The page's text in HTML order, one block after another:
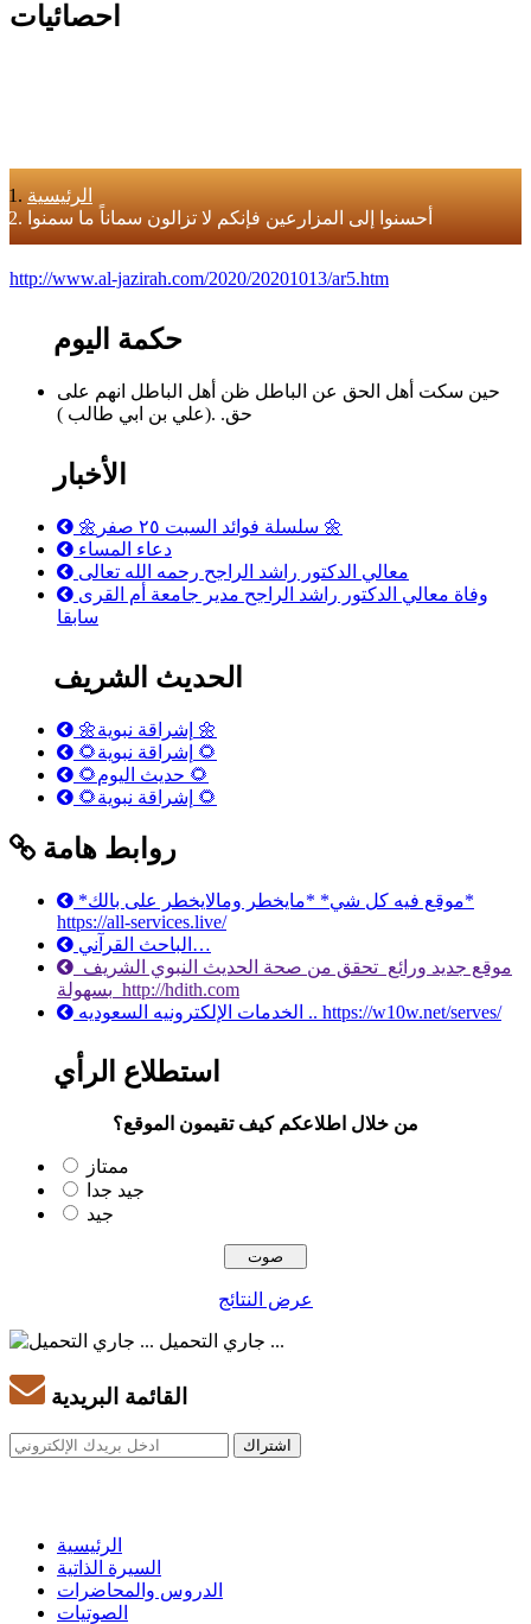
احصائيات
الرئيسية
أحسنوا إلى المزارعين فإنكم لا تزالون سماناً ما سمنوا
http://www.al-jazirah.com/2020/20201013/ar5.htm
حكمة اليوم
حين سكت أهل الحق عن الباطل ظن أهل الباطل انهم على
حق. .(علي بن ابي طالب )
الأخبار
🌼سلسلة فوائد السبت ٢٥ صفر 🌼
دعاء المساء
معالي الدكتور راشد الراجح رحمه الله تعالى
سابقا
الحديث الشريف
🌼إشراقة نبوية 🌼
🌻إشراقة نبوية 🌻
🌻حديث اليوم 🌻
🌻إشراقة نبوية 🌻
روابط هامة
*موقع فيه كل شي* *مايخطر ومالايخطر على بالك*
https://all-services.live/
الباحث القرآني…
بسهولة http://hdith.com
الخدمات الإلكترونيه السعوديه .. https://w10w.net/serves/
استطلاع الرأي
من خلال اطلاعكم كيف تقيمون الموقع؟
ممتاز
جيد جدا
جيد
عرض النتائج
جاري التحميل ...
القائمة البريدية
الرئيسية
السيرة الذاتية
الدروس والمحاضرات
الصوتيات